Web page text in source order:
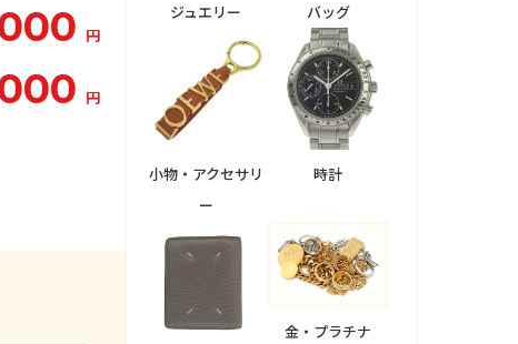
円
円
ジュエリー バッグ
小物・アクセサリ
ー
時計
金・プラチナ